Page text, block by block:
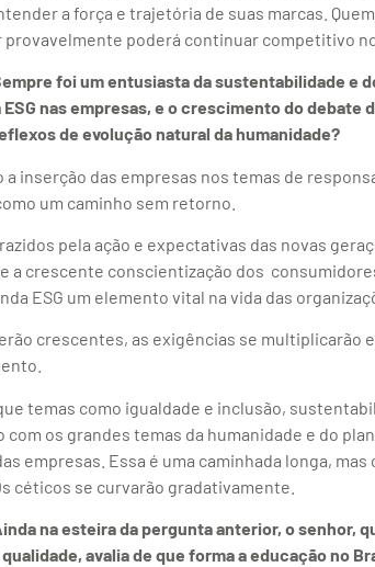
a força e trajetória de suas marcas.
provavelmente poderá continuar competitivo
foi um entusiasta da sustentabilidade e
ESG nas empresas, e o crescimento do
de evolução natural da humanidade?
a inserção das empresas nos temas de
um caminho sem retorno.
pela ação e expectativas das novas
a crescente conscientização dos
ESG um elemento vital na vida das
crescentes, as exigências se multiplicarão
temas como igualdade e inclusão,
os grandes temas da humanidade e do
empresas. Essa é uma caminhada longa,
céticos se curvarão gradativamente.
na esteira da pergunta anterior, o senhor,
avalia de que forma a educação no